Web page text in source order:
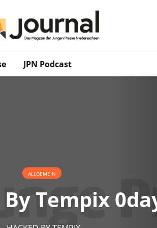
JPN Podcast
ALLGEMEIN
Tempix